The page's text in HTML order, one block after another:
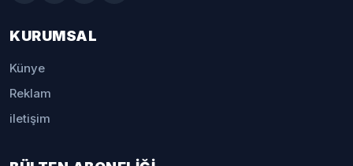
KURUMSAL
Künye
Reklam
iletişim